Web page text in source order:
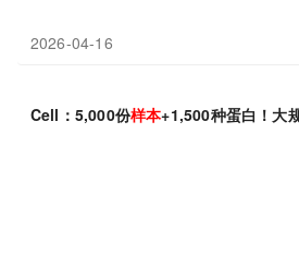
2026-04-16
Cell：5,000份样本+1,500种蛋白！大